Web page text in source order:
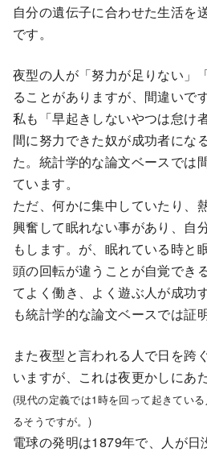
自分の遺伝子に合わせた生活を
です。
夜型の人が「努力が足りない」
ることがありますが、間違いです
私も「早起きしないやつは怠け
間に努力できた奴が成功者にな
た。統計学的な論文ベースでは
ています。
ただ、何かに集中していたり、
興奮して眠れない事があり、自
もします。が、眠れている時と
頭の回転が違うことが自覚でき
てよく働き、よく遊ぶ人が成功
も統計学的な論文ベースでは証
また夜型と言われる人で日を跨
いますが、これは夜更かしにあ
(現代の定義では1時を回って起きてい
るそうですが。)
電球の発明は1879年で、人が日